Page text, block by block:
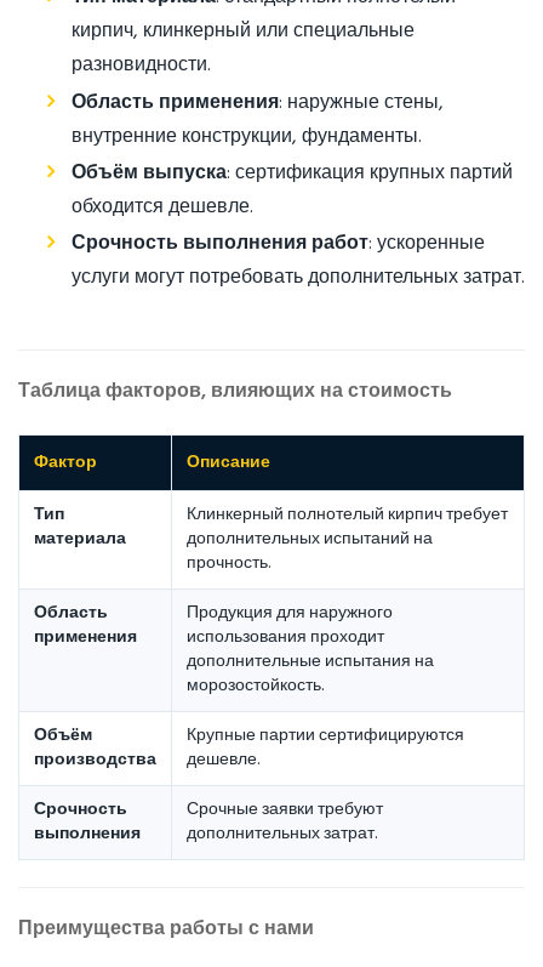
кирпич, клинкерный или специальные
разновидности.
Область применения: наружные стены,
внутренние конструкции, фундаменты.
Объём выпуска: сертификация крупных партий
обходится дешевле.
Срочность выполнения работ: ускоренные
услуги могут потребовать дополнительных затрат.
Таблица факторов, влияющих на стоимость
Фактор
Описание
Тип
материала
Клинкерный полнотелый кирпич требует
дополнительных испытаний на
прочность.
Область
применения
Продукция для наружного
использования проходит
дополнительные испытания на
морозостойкость.
Объём
производства
Крупные партии сертифицируются
дешевле.
Срочность
выполнения
Срочные заявки требуют
дополнительных затрат.
Преимущества работы с нами